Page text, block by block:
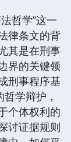
哲学”这一
律条文的背
其是在刑事
界的关键领
刑事程序基
学辩护，
个体权利的
讨证据规则